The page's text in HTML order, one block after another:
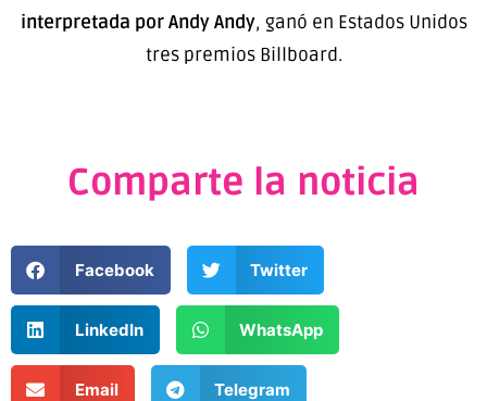
interpretada por Andy Andy, ganó en Estados Unidos
tres premios Billboard.
Comparte la noticia
Facebook Twitter
LinkedIn WhatsApp
Email Telegram